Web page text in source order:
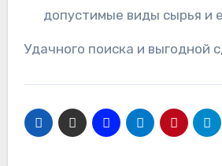
допустимые виды сырья и
Удачного поиска и выгодной